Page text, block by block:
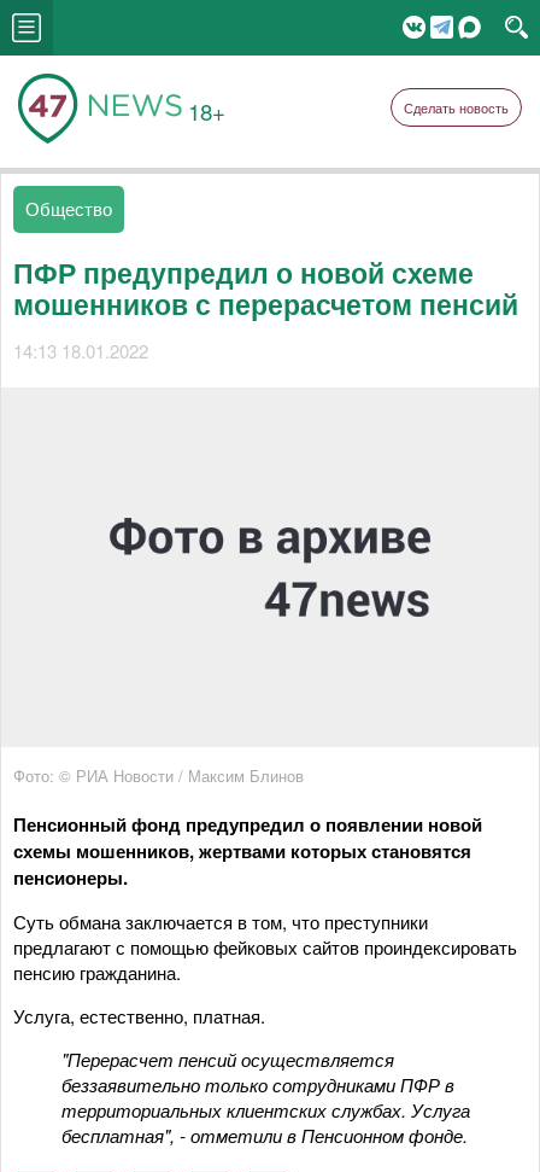
18+ Сделать новость
Общество
ПФР предупредил о новой схеме
мошенников с перерасчетом пенсий
14:13 18.01.2022
Фото: © РИА Новости / Максим Блинов
Пенсионный фонд предупредил о появлении новой
схемы мошенников, жертвами которых становятся
пенсионеры.
Суть обмана заключается в том, что преступники
предлагают с помощью фейковых сайтов проиндексировать
пенсию гражданина.
Услуга, естественно, платная.
"Перерасчет пенсий осуществляется
беззаявительно только сотрудниками ПФР в
территориальных клиентских службах. Услуга
бесплатная", - отметили в Пенсионном фонде.